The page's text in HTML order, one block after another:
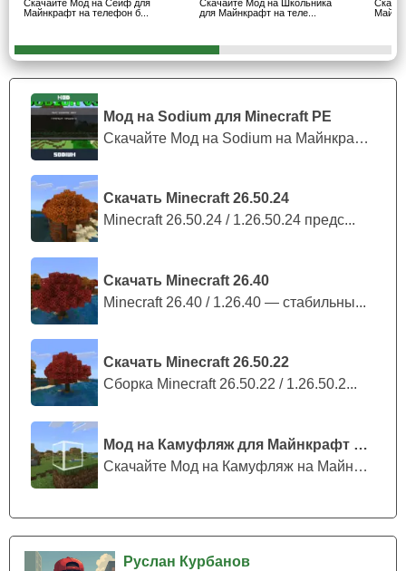
Мод на Sodium для Minecraft PE
Скачайте Мод на Sodium на Майнкрафт П...
Скачать Minecraft 26.50.24
Minecraft 26.50.24 / 1.26.50.24 предс...
Скачать Minecraft 26.40
Minecraft 26.40 / 1.26.40 — стабильны...
Скачать Minecraft 26.50.22
Сборка Minecraft 26.50.22 / 1.26.50.2...
Мод на Камуфляж для Майнкрафт ПЕ
Скачайте Мод на Камуфляж на Майнкрафт...
Руслан Курбанов
Игрок может выбрать любую роль.
Мультиплеер
Особое внимание автор мода на школьника для
Minecraft PE уделил совместной игре. Дополнение
прекрасно справляется с улучшением мультиплеера,
благодаря чему главный герой сможет полноценно
насладиться игровым процессом со своими
товарищами. Также игроку не стоит забывать и про то,
дополнения
Скачайте Мод на Сейф для
Майнкрафт на телефон б...
Скачайте Мод на Школьника
для Майнкрафт на теле...